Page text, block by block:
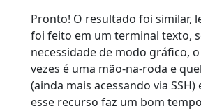
Pronto! O resultado foi similar,
foi feito em um terminal texto,
necessidade de modo gráfico,
vezes é uma mão-na-roda e
(ainda mais acessando via SSH)
esse recurso faz um bom